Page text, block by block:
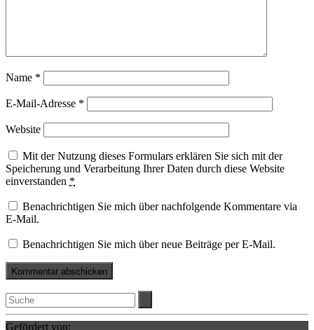
Name *
E-Mail-Adresse *
Website
Mit der Nutzung dieses Formulars erklären Sie sich mit der
Speicherung und Verarbeitung Ihrer Daten durch diese Website
einverstanden *
Benachrichtigen Sie mich über nachfolgende Kommentare via
E-Mail.
Benachrichtigen Sie mich über neue Beiträge per E-Mail.
Gefördert von: